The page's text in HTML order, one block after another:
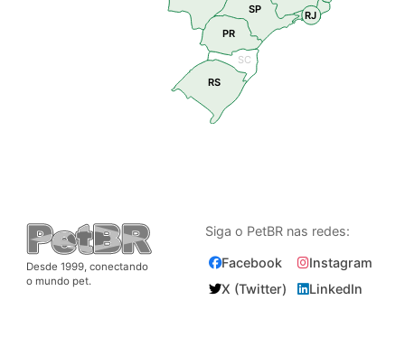
PR
SC
RS
SP RJ
Desde 1999, conectando
o mundo pet.
Siga o PetBR nas redes:
Facebook
Instagram
X (Twitter)
LinkedIn